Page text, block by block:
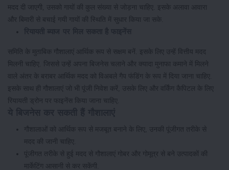
मदद दी जाएगी, उसको गायों की कुल संख्या से जोड़ना चाहिए. इसके अलावा आवारा
और बिमारी से बचाई गयी गायों की स्थिति में सुधार किया जा सके.
समिति के मुताबिक गौशालाएं आर्थिक रूप से सक्षम बनें. इसके लिए उन्हें वित्तीय मदद
मिलनी चाहिए. जिससे उन्हें अपना बिजनेस चलाने और क्यादा मुनाफा कमाने में मिलने
वाले अंतर के बराबर आर्थिक मदद को विअबले गैप फंडिंग के रूप में दिया जाना चाहिए.
इसके साथ ही गौशालाएं जो भी पूंजी निवेश करें, उसके लिए और वर्किंग कैपिटल के लिए
रियायती ड्रोन पर फाइनेंस किया जाना चाहिए.
गौशालाओं को आर्थिक रूप से मजबूत बनाने के लिए, उनकी पूंजीगत तरीके से
मदद की जानी चाहिए.
पूंजीगत तरीके से हुई मदद से गौशालाएं गोबर और गोमूत्र से बने उत्पादकों की
मार्केटिंग आसानी से कर सकेंगी.